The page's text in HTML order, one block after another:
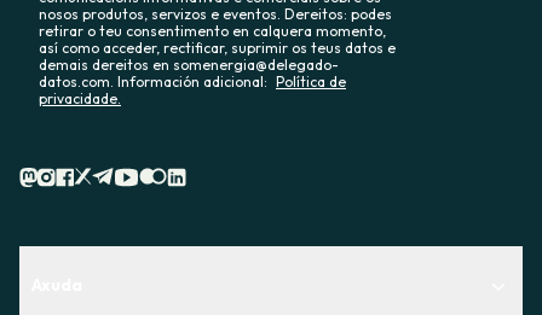
nosos produtos, servizos e eventos. Dereitos: podes
retirar o teu consentimento en calquera momento,
así como acceder, rectificar, suprimir os teus datos e
demais dereitos en somenergia@delegado-
datos.com. Información adicional: Política de
privacidade.